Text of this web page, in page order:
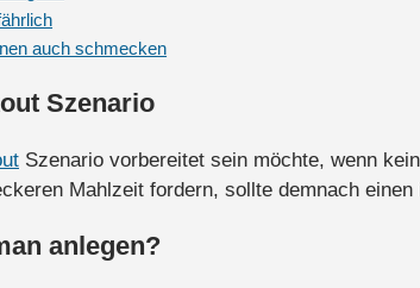
auch schmecken
Szenario
Szenario vorbereitet sein möchte, wenn
Mahlzeit fordern, sollte demnach
anlegen?